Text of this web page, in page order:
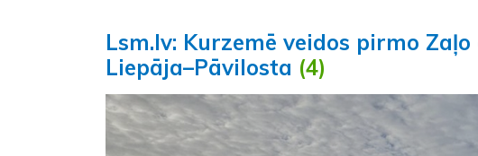
Lsm.lv: Kurzemē veidos pirmo
Liepāja–Pāvilosta (4)